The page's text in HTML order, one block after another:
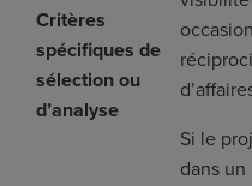
Critères
spécifiques de
sélection ou
d’analyse
Si le
dans un